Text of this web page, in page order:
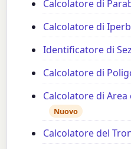
Calcolatore di
Calcolatore di
Identificatore di
Calcolatore di
Calcolatore di
Nuovo
Calcolatore del